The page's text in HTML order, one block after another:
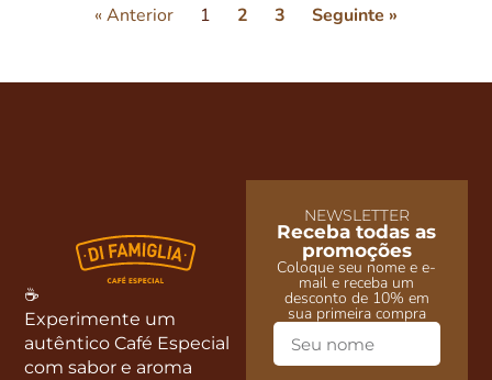
« Anterior 1 2 3 Seguinte »
NEWSLETTER
Receba todas as
promoções
Coloque seu nome e e-
mail e receba um
desconto de 10% em
sua primeira compra
☕
Experimente um
autêntico Café Especial
com sabor e aroma